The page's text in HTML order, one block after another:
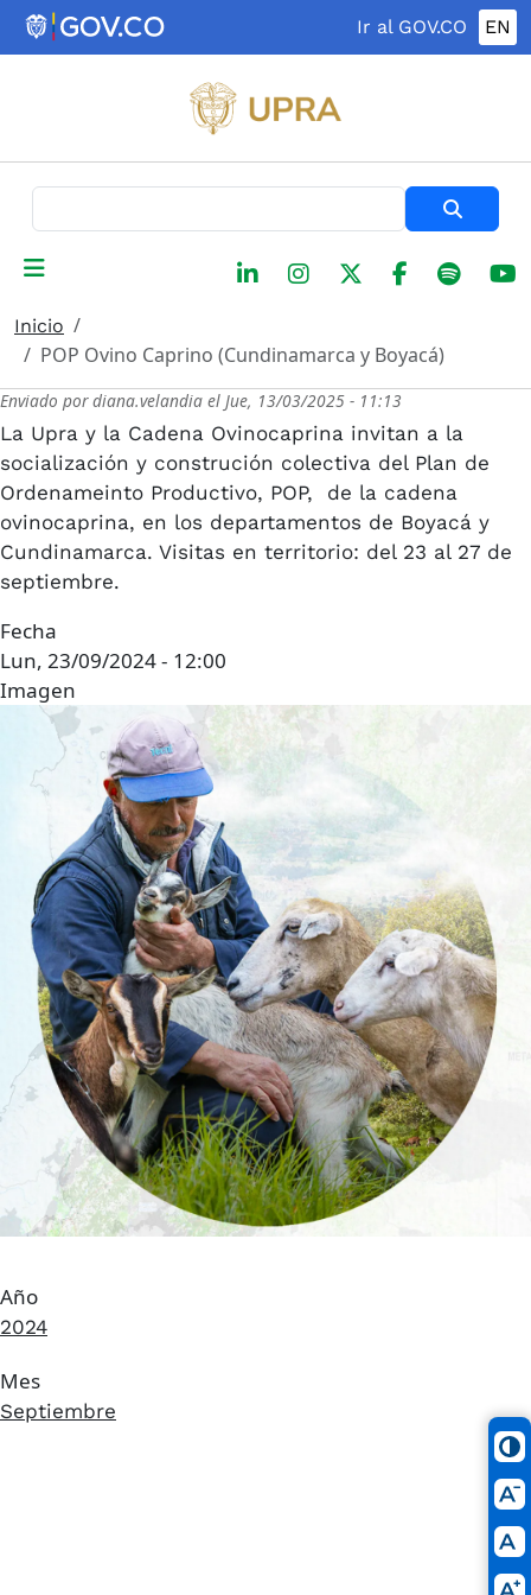
Pasar al contenido principal
Ir al GOV.CO EN
Inicio
POP Ovino Caprino (Cundinamarca y Boyacá)
Enviado pordiana.velandia el Jue, 13/03/2025 - 11:13
La Upra y la Cadena Ovinocaprina invitan a la
socialización y construción colectiva del Plan de
Ordenameinto Productivo, POP, de la cadena
ovinocaprina, en los departamentos de Boyacá y
Cundinamarca. Visitas en territorio: del 23 al 27 de
septiembre.
Fecha
Lun, 23/09/2024 - 12:00
Imagen
Imagen
Año
2024
Mes
Septiembre